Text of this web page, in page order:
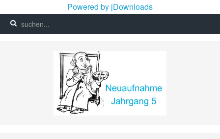
Powered by jDownloads